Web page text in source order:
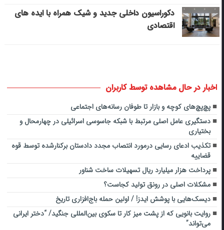
دکوراسیون داخلی جدید و شیک همراه با ایده های
اقتصادی
اخبار در حال مشاهده توسط کاربران
پچ‌پچ‌های کوچه و بازار تا طوفان‌ رسانه‌های اجتماعی
دستگیری عامل اصلی مرتبط با شبکه جاسوسی اسرائیلی در چهارمحال و
بختیاری
تکذیب ادعای رسایی درمورد انتصاب مجدد دادستان برکنارشده توسط قوه
قضاییه
پرداخت هزار میلیارد ریال تسهیلات ساخت شناور
مشکلات اصلی در رونق تولید کجاست؟
دیسک‌هایی با پوشش ایدز! / اولین حمله باج‌افزاری تاریخ
روایت بانویی که از پشت میز کار تا سکوی بین‌المللی جنگید/ “دختر ایرانی
می‌تواند”